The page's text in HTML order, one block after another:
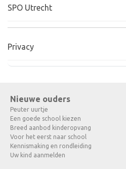
SPO Utrecht
Privacy
Nieuwe ouders
Peuter uurtje
Een goede school kiezen
Breed aanbod kinderopvang
Voor het eerst naar school
Kennismaking en rondleiding
Uw kind aanmelden